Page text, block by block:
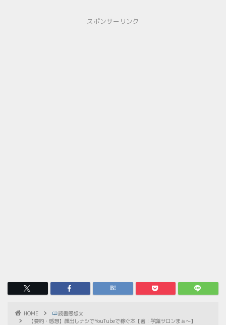
スポンサーリンク
HOME
読書感想文
【要約・感想】顔出しナシでYouTubeで稼ぐ本【著：学識サロンまぁ〜】